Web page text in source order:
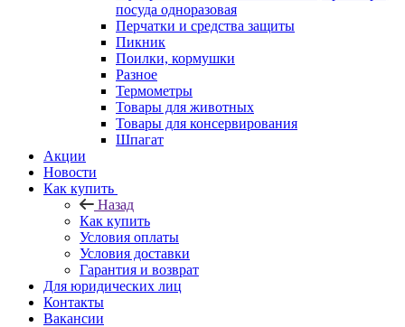
посуда одноразовая
Перчатки и средства защиты
Пикник
Поилки, кормушки
Разное
Термометры
Товары для животных
Товары для консервирования
Шпагат
Акции
Новости
Как купить
Назад
Как купить
Условия оплаты
Условия доставки
Гарантия и возврат
Для юридических лиц
Контакты
Вакансии